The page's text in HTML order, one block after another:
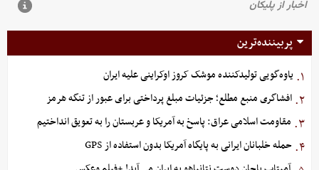
پربیننده‌ترین
۱. یاوه‌گویی تولیدکننده موشک کروز اوکراینی علیه ایران
۲. افشاگری منبع مطلع؛ جزئیات مبلغ پرداختی برای عبور از تنگه هرمز
۳. مقاومت اسلامی عراق: پاسخ به آمریکا و عربستان را به تعویق انداختیم
۴. حمله خلبانان ایرانی به پایگاه آمریکا بدون استفاده از GPS